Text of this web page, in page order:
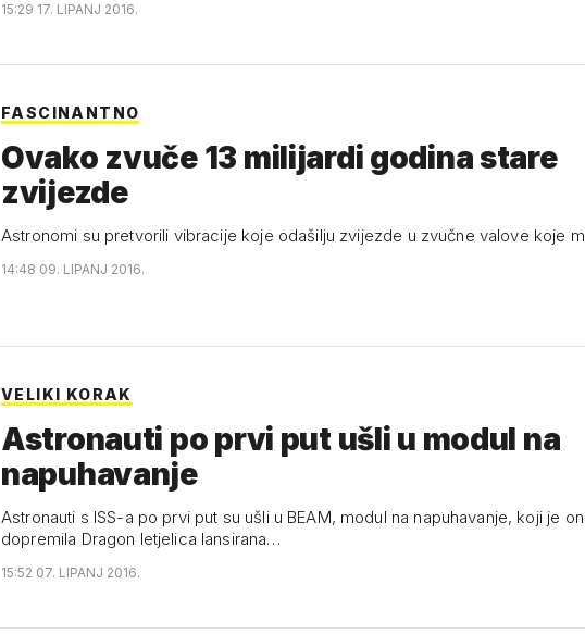
15:29 17. LIPANJ 2016.
FASCINANTNO
Ovako zvuče 13 milijardi godina stare
zvijezde
Astronomi su pretvorili vibracije koje odašilju zvijezde u zvučne valove koje
14:48 09. LIPANJ 2016.
VELIKI KORAK
Astronauti po prvi put ušli u modul na
napuhavanje
Astronauti s ISS-a po prvi put su ušli u BEAM, modul na napuhavanje, koji je
dopremila Dragon letjelica lansirana…
15:52 07. LIPANJ 2016.